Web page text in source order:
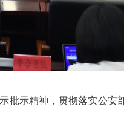
示精神，贯彻落实公安